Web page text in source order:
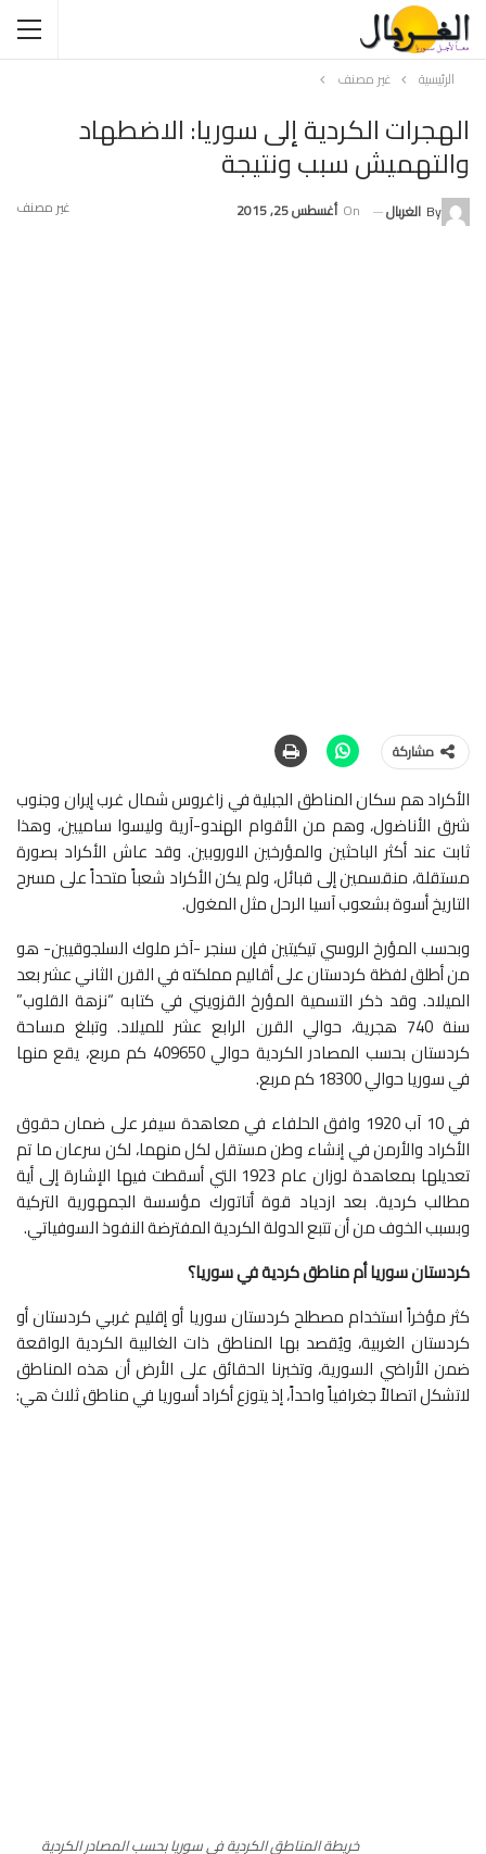
الرئيسية غير مصنف
الهجرات الكردية إلى سوريا: الاضطهاد
والتهميش سبب ونتيجة
غير مصنف By الغربال On أغسطس 25, 2015
مشاركة
الأكراد هم سكان المناطق الجبلية في زاغروس شمال غرب إيران وجنوب
شرق الأناضول، وهم من الأقوام الهندو-آرية وليسوا ساميين، وهذا
ثابت عند أكثر الباحثين والمؤرخين الاوروبين. وقد عاش الأكراد بصورة
مستقلة، منقسمين إلى قبائل، ولم يكن الأكراد شعباً متحداً على مسرح
التاريخ أسوة بشعوب آسيا الرحل مثل المغول.
وبحسب المؤرخ الروسي تيكيتين فإن سنجر -آخر ملوك السلجوقيين- هو
من أطلق لفظة كردستان على أقاليم مملكته في القرن الثاني عشر بعد
الميلاد. وقد ذكر التسمية المؤرخ القزويني في كتابه “نزهة القلوب”
سنة 740 هجرية، حوالي القرن الرابع عشر للميلاد. وتبلغ مساحة
كردستان بحسب المصادر الكردية حوالي 409650 كم مربع، يقع منها
في سوريا حوالي 18300 كم مربع.
في 10 آب 1920 وافق الحلفاء في معاهدة سيفر على ضمان حقوق
الأكراد والأرمن في إنشاء وطن مستقل لكل منهما، لكن سرعان ما تم
تعديلها بمعاهدة لوزان عام 1923 التي أسقطت فيها الإشارة إلى أية
مطالب كردية. بعد ازدياد قوة أتاتورك مؤسسة الجمهورية التركية
وبسبب الخوف من أن تتبع الدولة الكردية المفترضة النفوذ السوفياتي.
كردستان سوريا أم مناطق كردية في سوريا؟
كثر مؤخراً استخدام مصطلح كردستان سوريا أو إقليم غربي كردستان أو
كردستان الغربية، ويُقصد بها المناطق ذات الغالبية الكردية الواقعة
ضمن الأراضي السورية، وتخبرنا الحقائق على الأرض أن هذه المناطق
لاتشكل اتصالاً جغرافياً واحداً، إذ يتوزع أكراد أسوريا في مناطق ثلاث هي:
خريطة المناطق الكردية في سوريا بحسب المصادر الكردية